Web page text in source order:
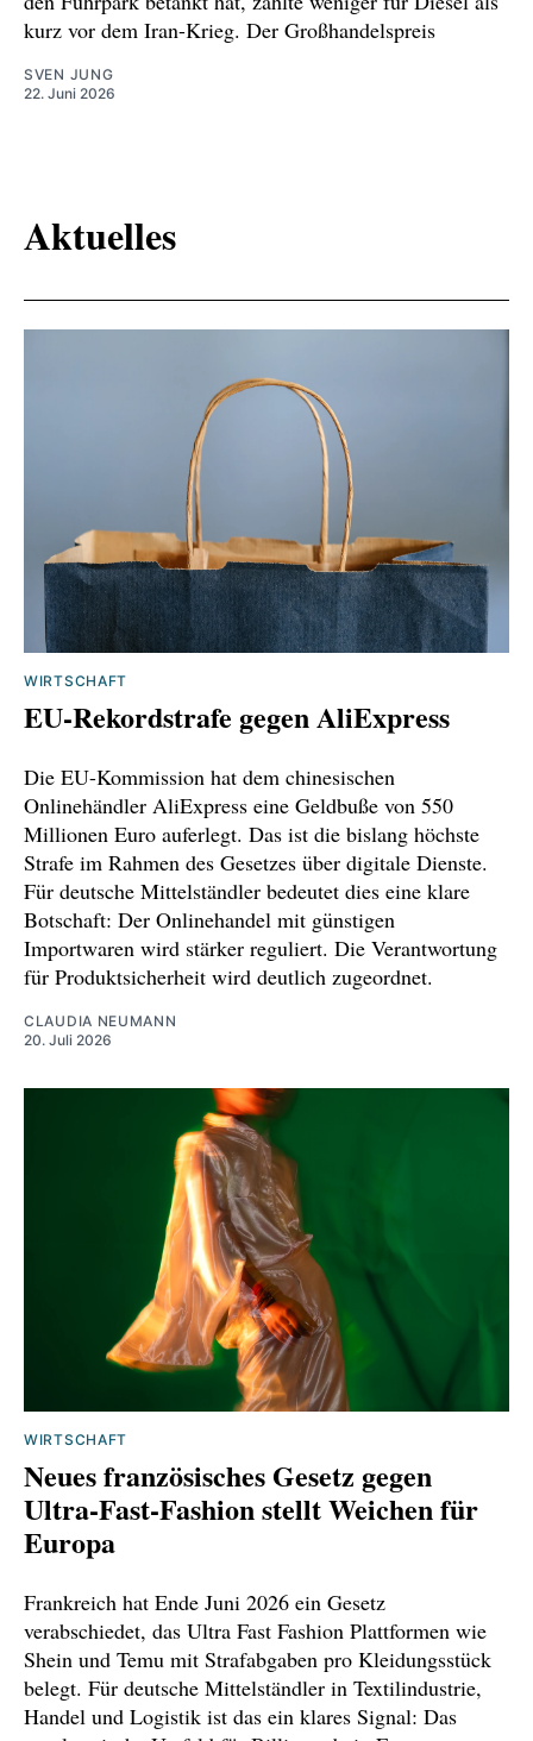
kurz vor dem Iran-Krieg. Der Großhandelspreis
SVEN JUNG
22. Juni 2026
Aktuelles
WIRTSCHAFT
EU-Rekordstrafe gegen AliExpress
Die EU-Kommission hat dem chinesischen
Onlinehändler AliExpress eine Geldbuße von 550
Millionen Euro auferlegt. Das ist die bislang höchste
Strafe im Rahmen des Gesetzes über digitale Dienste.
Für deutsche Mittelständler bedeutet dies eine klare
Botschaft: Der Onlinehandel mit günstigen
Importwaren wird stärker reguliert. Die Verantwortung
für Produktsicherheit wird deutlich zugeordnet.
CLAUDIA NEUMANN
20. Juli 2026
WIRTSCHAFT
Neues französisches Gesetz gegen
Ultra-Fast-Fashion stellt Weichen für
Europa
Frankreich hat Ende Juni 2026 ein Gesetz
verabschiedet, das Ultra Fast Fashion Plattformen wie
Shein und Temu mit Strafabgaben pro Kleidungsstück
belegt. Für deutsche Mittelständler in Textilindustrie,
Handel und Logistik ist das ein klares Signal: Das